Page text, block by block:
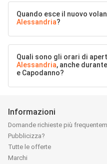
Quando esce il nuovo
Alessandria?
Quali sono gli orari di
Alessandria, anche
e Capodanno?
Informazioni
Domande richieste più
Pubblicizza?
Tutte le offerte
Marchi